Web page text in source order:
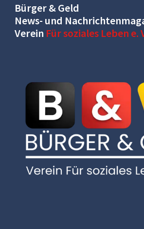
Bürger & Geld
News- und
Verein Für soziales Leben e.